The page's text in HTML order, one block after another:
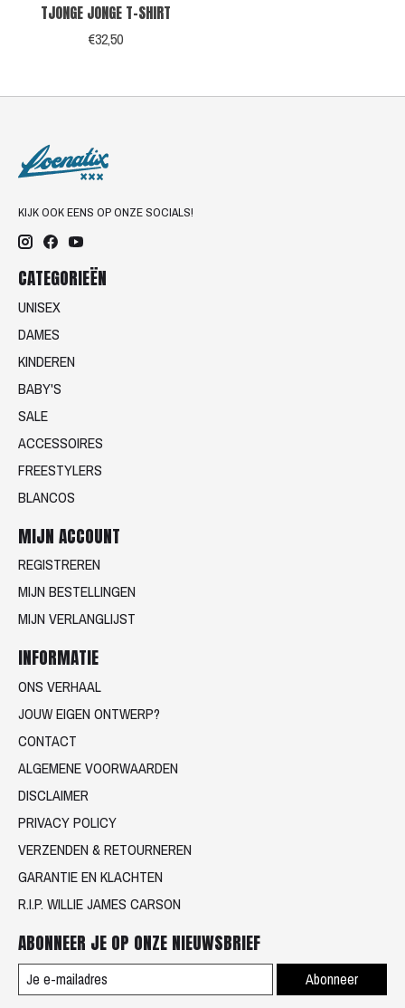
TJONGE JONGE T-SHIRT
€32,50
KIJK OOK EENS OP ONZE SOCIALS!
CATEGORIEËN
UNISEX
DAMES
KINDEREN
BABY'S
SALE
ACCESSOIRES
FREESTYLERS
BLANCOS
MIJN ACCOUNT
REGISTREREN
MIJN BESTELLINGEN
MIJN VERLANGLIJST
INFORMATIE
ONS VERHAAL
JOUW EIGEN ONTWERP?
CONTACT
ALGEMENE VOORWAARDEN
DISCLAIMER
PRIVACY POLICY
VERZENDEN & RETOURNEREN
GARANTIE EN KLACHTEN
R.I.P. WILLIE JAMES CARSON
ABONNEER JE OP ONZE NIEUWSBRIEF
Abonneer